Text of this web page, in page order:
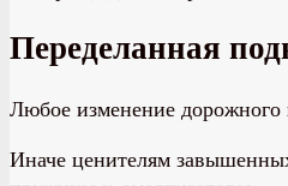
Переделанная
Любое изменение дорожного
Иначе ценителям